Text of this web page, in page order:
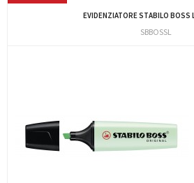
EVIDENZIATORE STABILO BOSS
SBBOSSL